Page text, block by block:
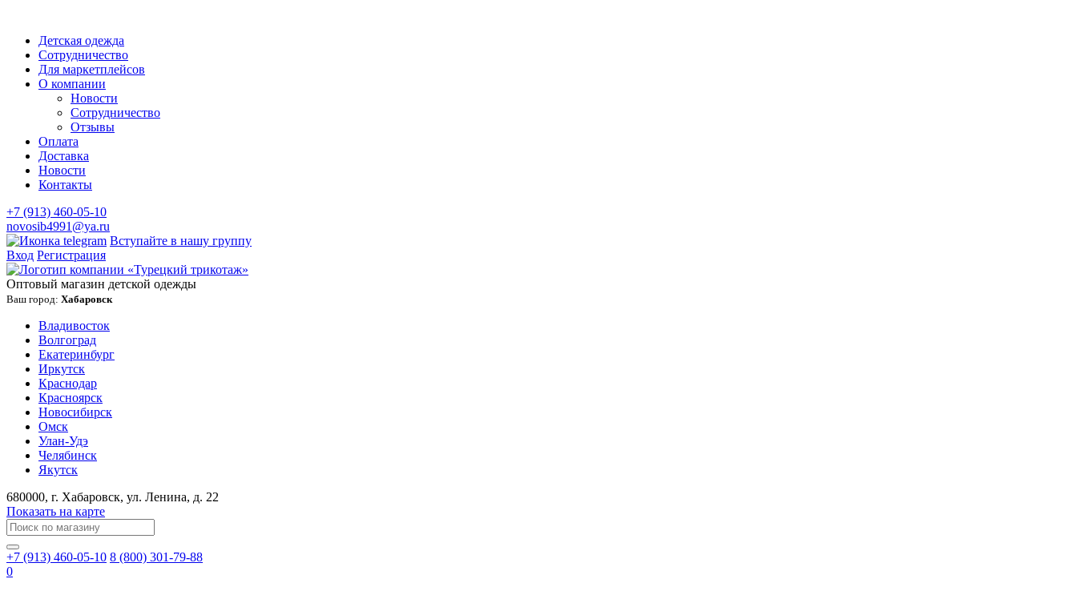
Детская одежда
Сотрудничество
Для маркетплейсов
О компании
Новости
Сотрудничество
Отзывы
Оплата
Доставка
Новости
Контакты
+7 (913) 460-05-10
novosib4991@ya.ru
Вступайте в нашу группу
Вход Регистрация
Оптовый магазин детской одежды
Ваш город: Хабаровск
Владивосток
Волгоград
Екатеринбург
Иркутск
Краснодар
Красноярск
Новосибирск
Омск
Улан-Удэ
Челябинск
Якутск
680000, г. Хабаровск, ул. Ленина, д. 22
Показать на карте
+7 (913) 460-05-10 8 (800) 301-79-88
0